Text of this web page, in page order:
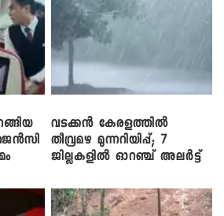
വടക്കൻ കേരളത്തിൽ
തീവ്രമഴ മുന്നറിയിപ്പ്; 7
ജില്ലകളിൽ ഓറഞ്ച് അലർട്ട്